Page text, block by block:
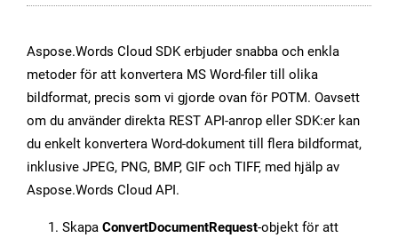
Aspose.Words Cloud SDK erbjuder snabba och enkla
metoder för att konvertera MS Word-filer till olika
bildformat, precis som vi gjorde ovan för POTM. Oavsett
om du använder direkta REST API-anrop eller SDK:er kan
du enkelt konvertera Word-dokument till flera bildformat,
inklusive JPEG, PNG, BMP, GIF och TIFF, med hjälp av
Aspose.Words Cloud API.
Skapa ConvertDocumentRequest-objekt för att